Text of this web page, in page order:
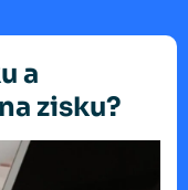
a
zisku?